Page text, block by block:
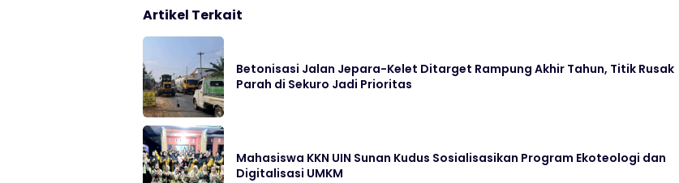
Artikel Terkait
Betonisasi Jalan Jepara-Kelet Ditarget Rampung Akhir Tahun, Titik Rusak
Parah di Sekuro Jadi Prioritas
Mahasiswa KKN UIN Sunan Kudus Sosialisasikan Program Ekoteologi dan
Digitalisasi UMKM